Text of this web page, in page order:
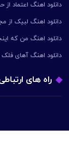
دانلود اهنگ اعتماد از
دانلود اهنگ لبیک از
دانلود اهنگ من که
دانلود اهنگ آهای
راه های